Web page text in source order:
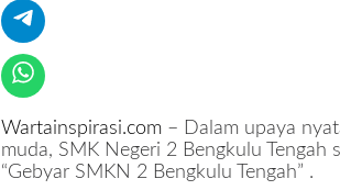
g
k
u
Wartainspirasi.com– Dalam upaya
muda, SMK Negeri 2 Bengkulu Tengah
“Gebyar SMKN 2 Bengkulu Tengah” .